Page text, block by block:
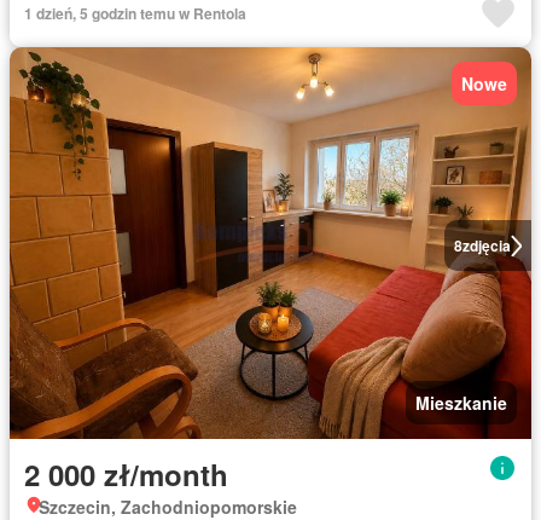
1 dzień, 5 godzin temu w Rentola
8zdjęcia
Nowe
Mieszkanie
2 000 zł/month
Szczecin, Zachodniopomorskie